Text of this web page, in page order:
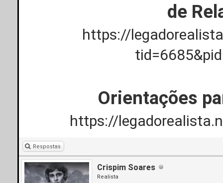
de
https://
Orientações
https://
Respostas
Crispim Soares
Realista